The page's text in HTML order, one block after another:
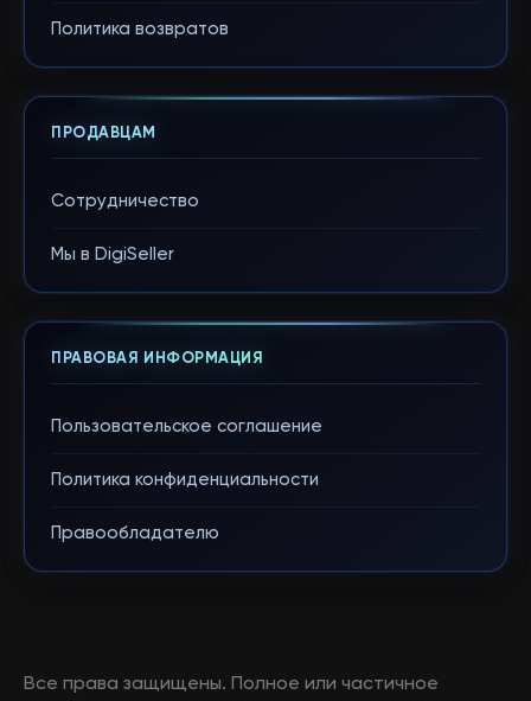
Политика возвратов
ПРОДАВЦАМ
Сотрудничество
Мы в DigiSeller
ПРАВОВАЯ ИНФОРМАЦИЯ
Пользовательское соглашение
Политика конфиденциальности
Правообладателю
Все права защищены. Полное или частичное